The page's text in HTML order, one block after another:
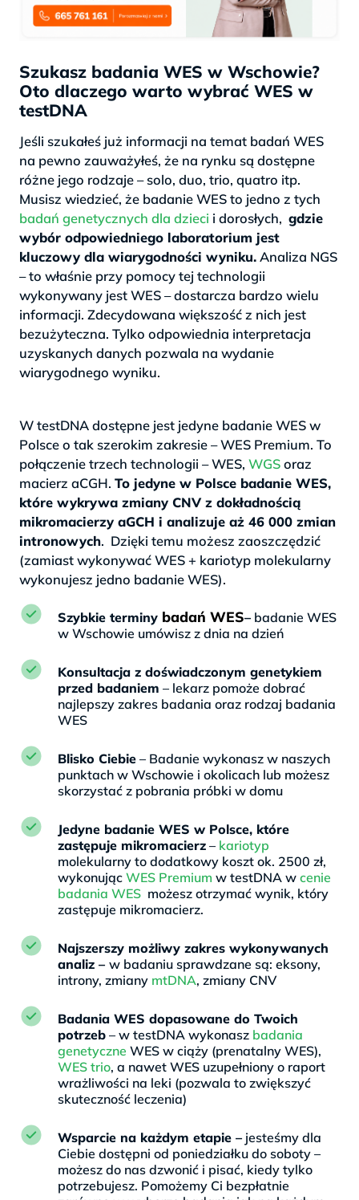
Szukasz badania WES w Wschowie?
Oto dlaczego warto wybrać WES w
testDNA
Jeśli szukałeś już informacji na temat badań WES
na pewno zauważyłeś, że na rynku są dostępne
różne jego rodzaje – solo, duo, trio, quatro itp.
Musisz wiedzieć, że badanie WES to jedno z tych
badań genetycznych dla dzieci i dorosłych, gdzie
wybór odpowiedniego laboratorium jest
kluczowy dla wiarygodności wyniku.Analiza NGS
– to właśnie przy pomocy tej technologii
wykonywany jest WES – dostarcza bardzo wielu
informacji. Zdecydowana większość z nich jest
bezużyteczna. Tylko odpowiednia interpretacja
uzyskanych danych pozwala na wydanie
wiarygodnego wyniku.
W testDNA dostępne jest jedyne badanie WES w
Polsce o tak szerokim zakresie – WES Premium. To
połączenie trzech technologii – WES, WGSoraz
macierz aCGH. To jedyne w Polsce badanie WES,
które wykrywa zmiany CNV z dokładnością
mikromacierzy aGCH i analizuje aż 46 000 zmian
intronowych. Dzięki temu możesz zaoszczędzić
(zamiast wykonywać WES + kariotyp molekularny
wykonujesz jedno badanie WES).
Szybkie terminy badań WES– badanie WES
w Wschowie umówisz z dnia na dzień
Konsultacja z doświadczonym genetykiem
przed badaniem – lekarz pomoże dobrać
najlepszy zakres badania oraz rodzaj badania
WES
Blisko Ciebie – Badanie wykonasz w naszych
punktach w Wschowie i okolicach lub możesz
skorzystać z pobrania próbki w domu
Jedyne badanie WES w Polsce, które
zastępuje mikromacierz – kariotyp
molekularny to dodatkowy koszt ok. 2500 zł,
wykonując WES Premium w testDNA w cenie
badania WES możesz otrzymać wynik, który
zastępuje mikromacierz.
Najszerszy możliwy zakres wykonywanych
analiz – w badaniu sprawdzane są: eksony,
introny, zmiany mtDNA, zmiany CNV
Badania WES dopasowane do Twoich
potrzeb – w testDNA wykonasz badania
genetyczne WES w ciąży (prenatalny WES),
WES trio, a nawet WES uzupełniony o raport
wrażliwości na leki (pozwala to zwiększyć
skuteczność leczenia)
Wsparcie na każdym etapie – jesteśmy dla
Ciebie dostępni od poniedziałku do soboty –
możesz do nas dzwonić i pisać, kiedy tylko
potrzebujesz. Pomożemy Ci bezpłatnie